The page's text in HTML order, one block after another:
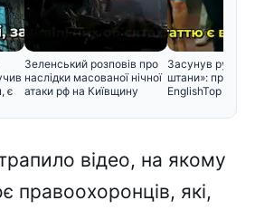
є
Зеленський розповів про
наслідки масованої нічної
атаки рф на Київщину
Засунув руку
штани»: проти
EnglishTop
відео, на якому
правоохоронців, які,